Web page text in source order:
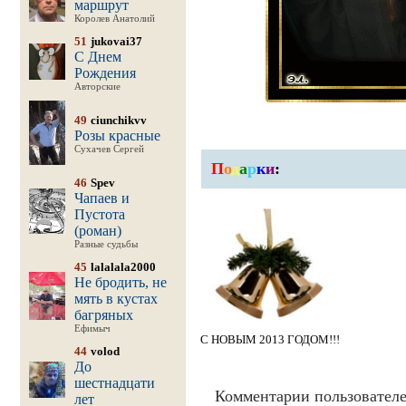
маршрут
Королев Анатолий
51 jukovai37
С Днем
Рождения
Авторские
49 ciunchikvv
Розы красные
Сухачев Сергей
46 Spev
Чапаев и
Пустота
(роман)
Разные судьбы
45 lalalala2000
Не бродить, не
мять в кустах
багряных
Ефимыч
44 volod
До
шестнадцати
лет
Подарки:
С НОВЫМ 2013 ГОДОМ!!!
Комментарии